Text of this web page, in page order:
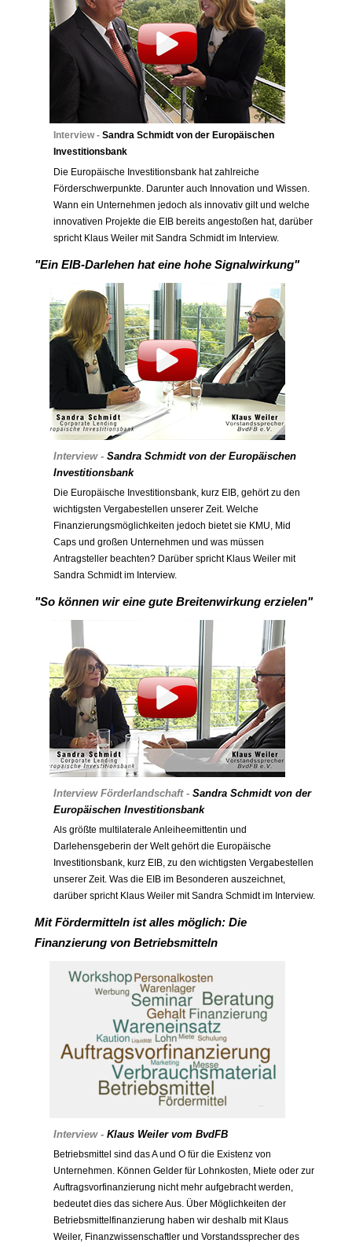
Interview - Sandra Schmidt von der Europäischen
Investitionsbank
Die Europäische Investitionsbank hat zahlreiche
Förderschwerpunkte. Darunter auch Innovation und Wissen.
Wann ein Unternehmen jedoch als innovativ gilt und welche
innovativen Projekte die EIB bereits angestoßen hat, darüber
spricht Klaus Weiler mit Sandra Schmidt im Interview.
"Ein EIB-Darlehen hat eine hohe Signalwirkung"
Interview - Sandra Schmidt von der Europäischen
Investitionsbank
Die Europäische Investitionsbank, kurz EIB, gehört zu den
wichtigsten Vergabestellen unserer Zeit. Welche
Finanzierungsmöglichkeiten jedoch bietet sie KMU, Mid
Caps und großen Unternehmen und was müssen
Antragsteller beachten? Darüber spricht Klaus Weiler mit
Sandra Schmidt im Interview.
"So können wir eine gute Breitenwirkung erzielen"
Interview Förderlandschaft -Sandra Schmidtvon der
Europäischen Investitionsbank
Als größte multilaterale Anleiheemittentin und
Darlehensgeberin der Welt gehört die Europäische
Investitionsbank, kurz EIB, zu den wichtigsten Vergabestellen
unserer Zeit. Was die EIB im Besonderen auszeichnet,
darüber spricht Klaus Weiler mit Sandra Schmidt im Interview.
Mit Fördermitteln ist alles möglich: Die
Finanzierung von Betriebsmitteln
Interview - Klaus Weiler vom BvdFB
Betriebsmittel sind das A und O für die Existenz von
Unternehmen. Können Gelder für Lohnkosten, Miete oder zur
Auftragsvorfinanzierung nicht mehr aufgebracht werden,
bedeutet dies das sichere Aus. Über Möglichkeiten der
Betriebsmittelfinanzierung haben wir deshalb mit Klaus
Weiler, Finanzwissenschaftler und Vorstandssprecher des